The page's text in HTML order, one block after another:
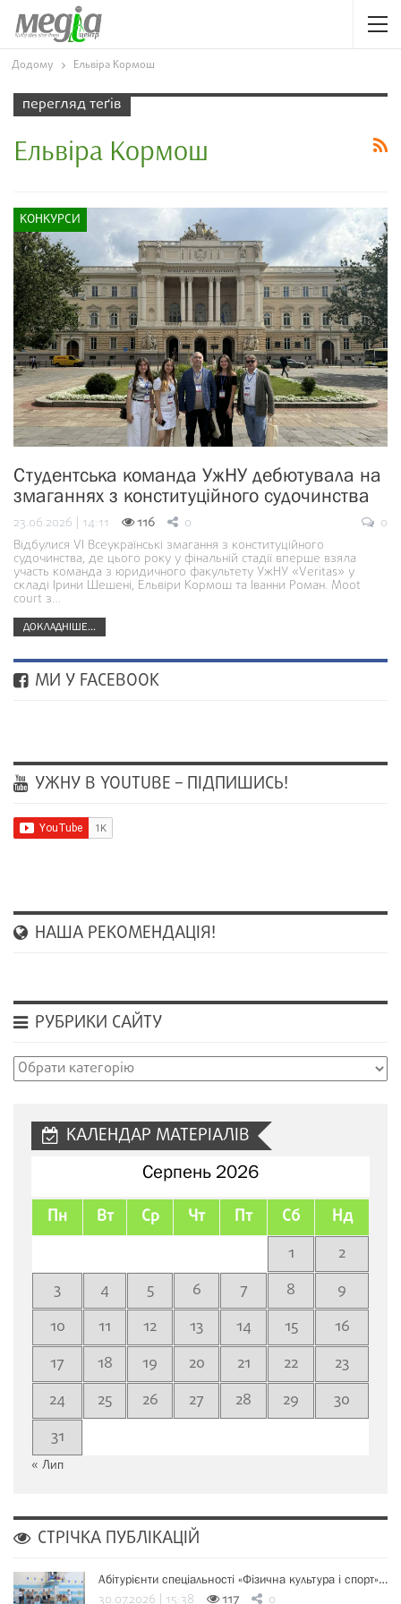
Додому Ельвіра Кормош
перегляд теґів
Ельвіра Кормош
КОНКУРСИ
Студентська команда УжНУ дебютувала на
змаганнях з конституційного судочинства
23.06.2026 | 14:11 116 0
0
Відбулися VI Всеукраїнські змагання з конституційного
судочинства, де цього року у фінальній стадії вперше взяла
участь команда з юридичного факультету УжНУ «Veritas» у
складі Ірини Шешені, Ельвіри Кормош та Іванни Роман. Moot
court з…
ДОКЛАДНІШЕ...
МИ У FACEBOOK
УЖНУ В YOUTUBE – ПІДПИШИСЬ!
НАША РЕКОМЕНДАЦІЯ!
РУБРИКИ САЙТУ
Рубрики
КАЛЕНДАР МАТЕРІАЛІВ
Серпень 2026
Пн Вт Ср Чт Пт Сб Нд
1
2
3
4 5 6 7 8
9
10
11 12 13 14 15
16
17
18 19 20 21 22
23
24
25 26 27 28 29
30
31
« Лип
СТРІЧКА ПУБЛІКАЦІЙ
Абітурієнти спеціальності «Фізична культура і спорт»…
30.07.2026 | 15:38 117 0